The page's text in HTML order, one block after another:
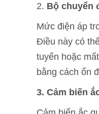
2. Bộ chuyển
Mức điện áp
Điều này có
tuyến hoặc
bằng cách ổn
3. Cảm biến